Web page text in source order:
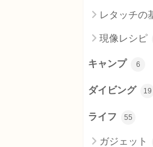
レタッチの
現像レシピ
キャンプ 6
ダイビング 19
ライフ 55
ガジェット